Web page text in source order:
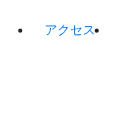
アクセス